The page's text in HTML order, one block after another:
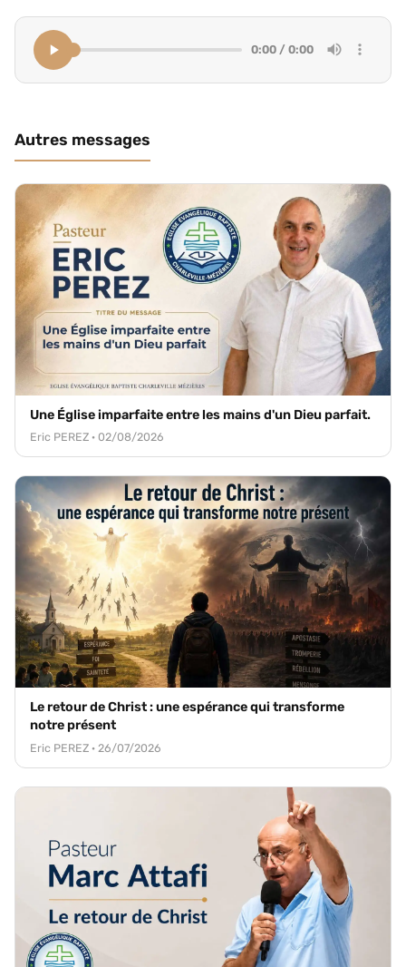
0:00 / 0:00
Autres messages
Une Église imparfaite entre les mains d'un Dieu parfait.
Eric PEREZ · 02/08/2026
Le retour de Christ : une espérance qui transforme
notre présent
Eric PEREZ · 26/07/2026